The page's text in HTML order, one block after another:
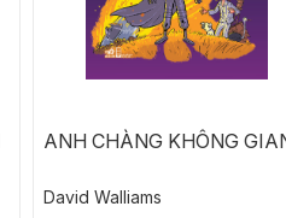
ANH CHÀNG KHÔNG
David Walliams